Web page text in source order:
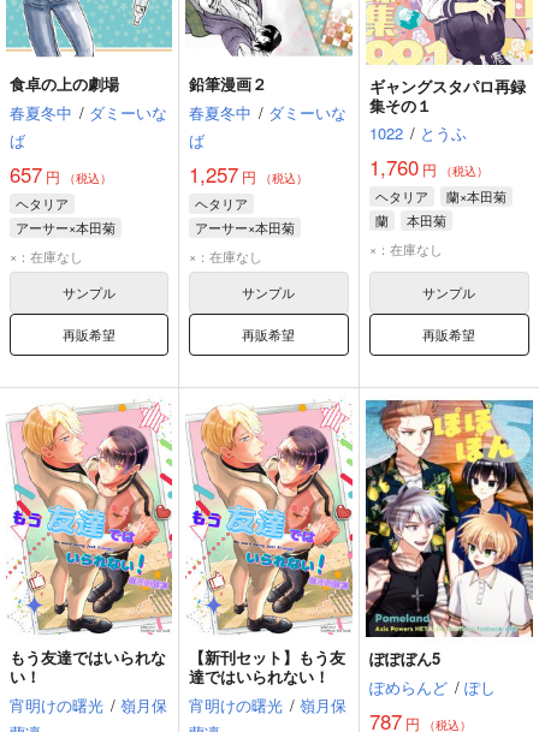
食卓の上の劇場
春夏冬中 / ダミーいな
ば
657 円 （税込）
ヘタリア
アーサー×本田菊
本田菊
アーサー
フランシス
×：在庫なし
サンプル
再販希望
鉛筆漫画２
春夏冬中 / ダミーいな
ば
1,257 円 （税込）
ヘタリア
アーサー×本田菊
本田菊
アーサー
フランシス
×：在庫なし
サンプル
再販希望
ギャングスタパロ再録
集その１
1022 / とうふ
1,760円 （税込）
ヘタリア
蘭×本田菊
蘭
本田菊
×：在庫なし
サンプル
再販希望
もう友達ではいられな
い！
宵明けの曙光 / 嶺月保
【新刊セット】もう友
達ではいられない！
宵明けの曙光 / 嶺月保
ぽぽぼん5
ぽめらんど / ぽし
787円 （税込）